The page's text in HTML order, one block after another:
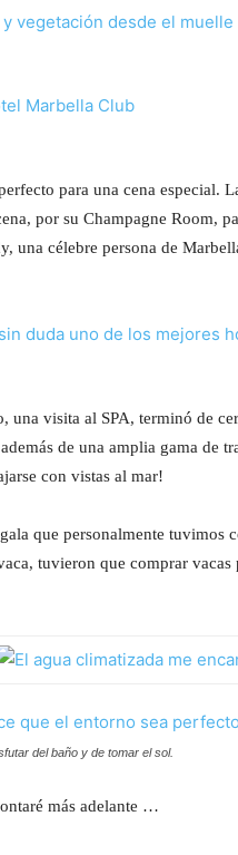
para una cena especial.
por su Champagne Room,
célebre persona de
visita al SPA, terminó de
de una amplia gama de
con vistas al mar!
que personalmente tuvimos
tuvieron que comprar vacas
del baño y de tomar el sol.
más adelante …